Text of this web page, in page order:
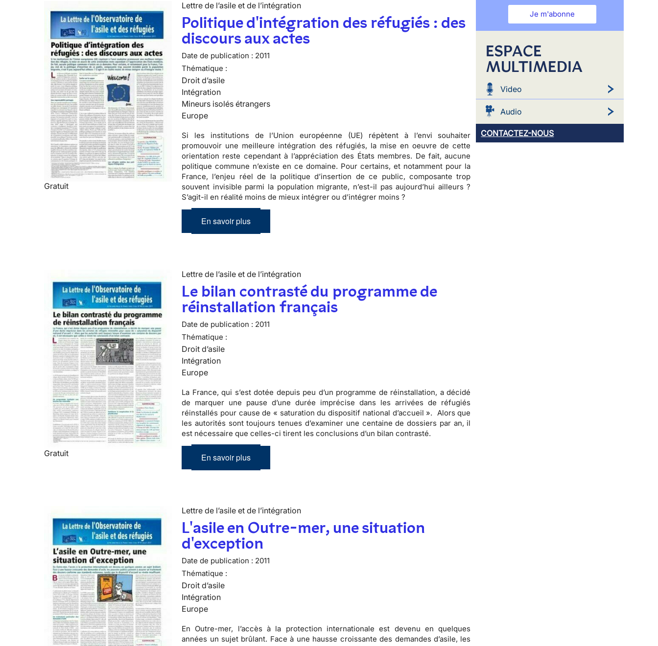
Gratuit
Lettre de l’asile et de l’intégration
Politique d'intégration des réfugiés : des
discours aux actes
Date de publication : 2011
Thématique :
Droit d’asile
Intégration
Mineurs isolés étrangers
Europe
Si les institutions de l’Union européenne (UE) répètent à l’envi souhaiter
promouvoir une meilleure intégration des réfugiés, la mise en oeuvre de cette
orientation reste cependant à l’appréciation des États membres. De fait,aucune
politique commune n’existe en ce domaine. Pour certains, et notamment pour la
France, l’enjeu réel de la politique d’insertion de ce public, composante trop
souvent invisible parmi la population migrante, n’est-il pas aujourd’hui ailleurs ?
S’agit-il en réalité moins de mieux intégrer ou d’intégrer moins ?
En savoir plus
Gratuit
Lettre de l’asile et de l’intégration
Le bilan contrasté du programme de
réinstallation français
Date de publication : 2011
Thématique :
Droit d’asile
Intégration
Europe
La France, qui s’est dotée depuis peu d’un programme de réinstallation, a décidé
de marquer une pause d’une durée imprécise dans les arrivées de réfugiés
réinstallés pour cause de « saturation du dispositif national d’accueil ». Alors que
les autorités sont toujours tenues d’examiner une centaine de dossiers par an, il
est nécessaire que celles-ci tirent les conclusions d’un bilan contrasté.
En savoir plus
Lettre de l’asile et de l’intégration
L'asile en Outre-mer, une situation
d'exception
Date de publication : 2011
Thématique :
Droit d’asile
Intégration
Europe
En Outre-mer, l’accès à la protection internationale est devenu en quelques
années un sujet brûlant. Face à une hausse croissante des demandes d’asile, les
Je m'abonne
ESPACE
MULTIMEDIA
Video
Audio
CONTACTEZ-NOUS